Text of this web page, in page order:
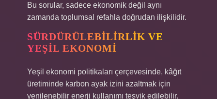
Bu sorular, sadece ekonomik değil aynı
zamanda toplumsal refahla doğrudan ilişkilidir.
SÜRDÜRÜLEBILIRLIK VE
YEŞIL EKONOMI
Yeşil ekonomi politikaları çerçevesinde, kâğıt
üretiminde karbon ayak izini azaltmak için
yenilenebilir enerji kullanımı teşvik edilebilir.